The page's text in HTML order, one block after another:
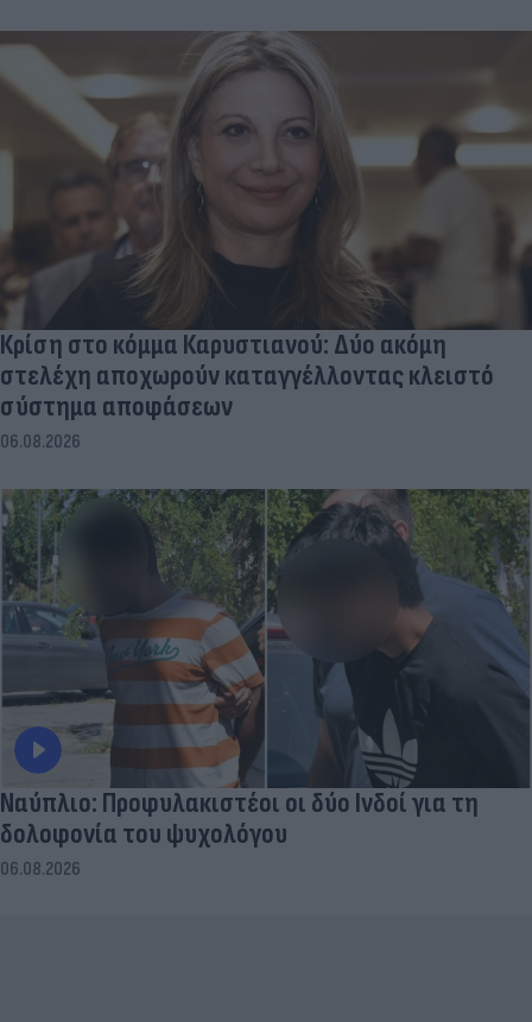
Κρίση στο κόμμα Καρυστιανού: Δύο ακόμη
στελέχη αποχωρούν καταγγέλλοντας κλειστό
σύστημα αποφάσεων
06.08.2026
Ναύπλιο: Προφυλακιστέοι οι δύο Ινδοί για τη
δολοφονία του ψυχολόγου
06.08.2026